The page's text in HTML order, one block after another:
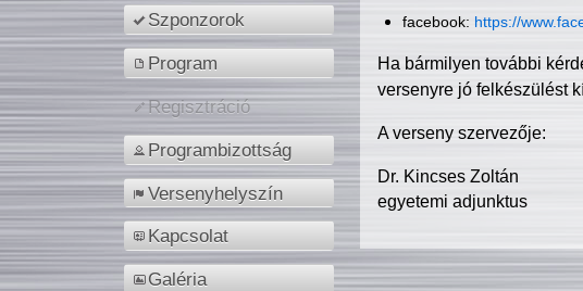
Szponzorok
Program
Regisztráció
Programbizottság
Versenyhelyszín
Kapcsolat
Galéria
facebook: https://
Ha bármilyen további
versenyre jó felkészülést
A verseny szervezője:
Dr. Kincses Zoltán
egyetemi adjunktus